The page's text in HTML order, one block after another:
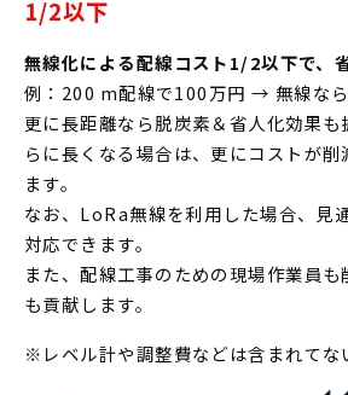
1/2以下
無線化による配線コスト1/2以下で、
例：200 m配線で100万円 → 無線なら
更に長距離なら脱炭素＆省人化効果も
らに長くなる場合は、更にコストが削
ます。
なお、LoRa無線を利用した場合、見
対応できます。
また、配線工事のための現場作業員も
も貢献します。
※レベル計や調整費などは含まれてな